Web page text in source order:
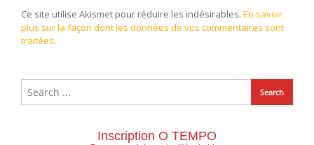
Ce site utilise Akismet pour réduire les indésirables. En savoir
plus sur la façon dont les données de vos commentaires sont
traitées.
Inscription O TEMPO